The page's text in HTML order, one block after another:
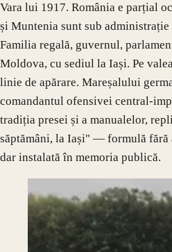
Vara lui 1917. România e parțial
și Muntenia sunt sub
Familia regală, guvernul,
Moldova, cu sediul la Iași. Pe
linie de apărare. Mareșalului
comandantul ofensivei central-
tradiția presei și a manualelor,
săptămâni, la Iași" — formulă fără
dar instalată în memoria publică.